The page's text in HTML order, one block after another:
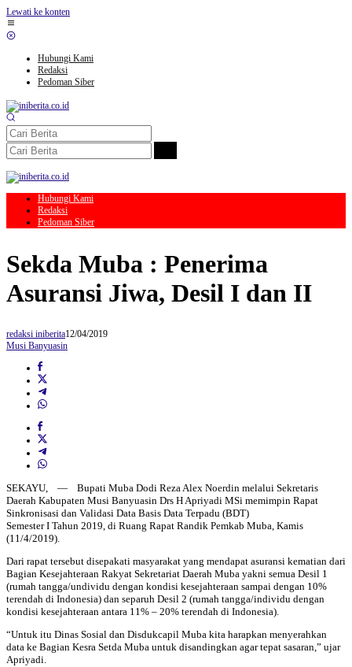
Lewati ke konten
Hubungi Kami
Redaksi
Pedoman Siber
Hubungi Kami
Redaksi
Pedoman Siber
Sekda Muba : Penerima
Asuransi Jiwa, Desil I dan II
redaksi iniberita12/04/2019
Musi Banyuasin
SEKAYU, — Bupati Muba Dodi Reza Alex Noerdin melalui Sekretaris
Daerah Kabupaten Musi Banyuasin Drs H Apriyadi MSi memimpin Rapat
Sinkronisasi dan Validasi Data Basis Data Terpadu (BDT)
Semester I Tahun 2019, di Ruang Rapat Randik Pemkab Muba, Kamis
(11/4/2019).
Dari rapat tersebut disepakati masyarakat yang mendapat asuransi kematian dari
Bagian Kesejahteraan Rakyat Sekretariat Daerah Muba yakni semua Desil 1
(rumah tangga/undividu dengan kondisi kesejahteraan sampai dengan 10%
terendah di Indonesia) dan separuh Desil 2 (rumah tangga/individu dengan
kondisi kesejahteraan antara 11% – 20% terendah di Indonesia).
“Untuk itu Dinas Sosial dan Disdukcapil Muba kita harapkan menyerahkan
data ke Bagian Kesra Setda Muba untuk disandingkan agar tepat sasaran,” ujar
Apriyadi.